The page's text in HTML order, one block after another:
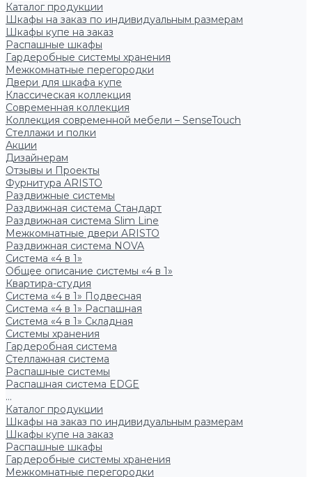
Каталог продукции
Шкафы на заказ по индивидуальным размерам
Шкафы купе на заказ
Распашные шкафы
Гардеробные системы хранения
Межкомнатные перегородки
Двери для шкафа купе
Классическая коллекция
Современная коллекция
Коллекция современной мебели – SenseTouch
Стеллажи и полки
Акции
Дизайнерам
Отзывы и Проекты
Фурнитура ARISTO
Раздвижные системы
Раздвижная система Стандарт
Раздвижная система Slim Line
Межкомнатные двери ARISTO
Раздвижная система NOVA
Система «4 в 1»
Общее описание системы «4 в 1»
Квартира-студия
Система «4 в 1» Подвесная
Система «4 в 1» Распашная
Система «4 в 1» Складная
Системы хранения
Гардеробная система
Стеллажная система
Распашные системы
Распашная система EDGE
...
Каталог продукции
Шкафы на заказ по индивидуальным размерам
Шкафы купе на заказ
Распашные шкафы
Гардеробные системы хранения
Межкомнатные перегородки